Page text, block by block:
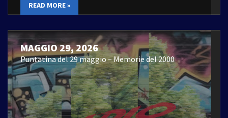
READ MORE »
MAGGIO 29, 2026
Puntatina del 29 maggio – Memorie del 2000